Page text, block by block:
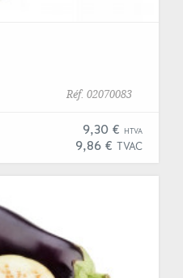
Réf. 02070083
9,30 € HTVA
9,86 €TVAC
une unité de "Asperge